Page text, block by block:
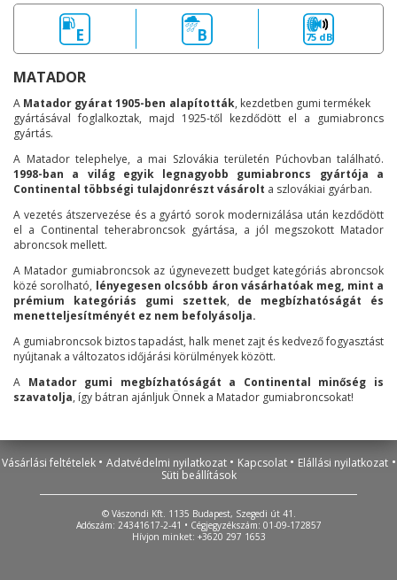
E B 75 dB
MATADOR
A Matador gyárat 1905-ben alapították, kezdetben gumi termékek
gyártásával foglalkoztak, majd 1925-től kezdődött el a gumiabroncs
gyártás.
A Matador telephelye, a mai Szlovákia területén Púchovban található.
1998-ban a világ egyik legnagyobb gumiabroncs gyártója a
Continental többségi tulajdonrészt vásárolt a szlovákiai gyárban.
A vezetés átszervezése és a gyártó sorok modernizálása után kezdődött
el a Continental teherabroncsok gyártása, a jól megszokott Matador
abroncsok mellett.
A Matador gumiabroncsok az úgynevezett budget kategóriás abroncsok
közé sorolható, lényegesen olcsóbb áron vásárhatóak meg, mint a
prémium kategóriás gumi szettek, de megbízhatóságát és
menetteljesítményét ez nem befolyásolja.
A gumiabroncsok biztos tapadást, halk menet zajt és kedvező fogyasztást
nyújtanak a változatos időjárási körülmények között.
A Matador gumi megbízhatóságát a Continental minőség is
szavatolja, így bátran ajánljuk Önnek a Matador gumiabroncsokat!
Vásárlási feltételek • Adatvédelmi nyilatkozat • Kapcsolat • Elállási nyilatkozat •
Süti beállítások
© Vászondi Kft. 1135 Budapest, Szegedi út 41.
Adószám: 24341617-2-41 • Cégjegyzékszám: 01-09-172857
Hívjon minket: +3620 297 1653